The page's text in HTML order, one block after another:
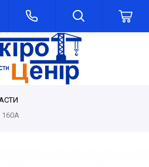
160А